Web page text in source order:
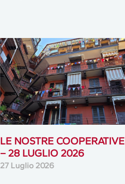
LE NOSTRE COOPERATIVE
– 28 LUGLIO 2026
27 Luglio 2026